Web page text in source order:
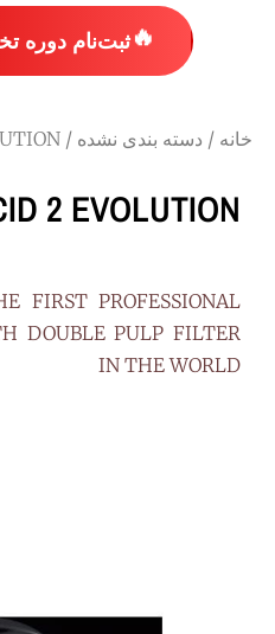
🔥ثبت‌نام دوره
خانه / دسته بندی نشده / ACID 2 EVOLUTION
2 EVOLUTION
FIRST PROFESSIONAL
DOUBLE PULP FILTER
IN THE WORLD